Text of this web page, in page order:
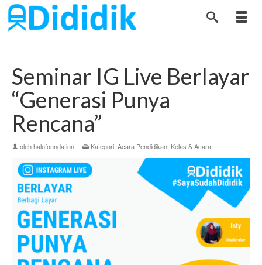
Seminar IG Live Berlayar
“Generasi Punya
Rencana”
olehhalofoundation | Kategori: Acara Pendidikan Kelas & Acara |